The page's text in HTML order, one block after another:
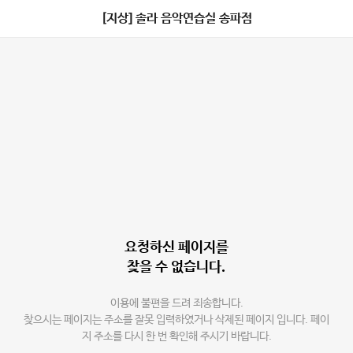
[지상] 솔라 음악연습실 송파점
요청하신 페이지를
찾을 수 없습니다.
이용에 불편을 드려 죄송합니다.
찾으시는 페이지는 주소를 잘못 입력하였거나 삭제된 페이지 입니다. 페이
지 주소를 다시 한 번 확인해 주시기 바랍니다.